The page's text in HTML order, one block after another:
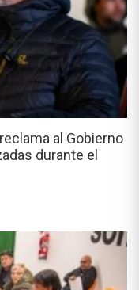
al Gobierno
durante el